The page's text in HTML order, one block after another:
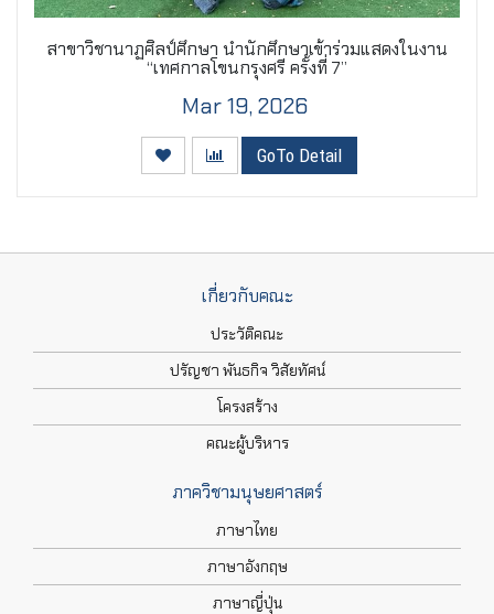
สาขาวิชานาฏศิลป์ศึกษา นำนักศึกษาเข้าร่วมแสดงในงาน
“เทศกาลโขนกรุงศรี ครั้งที่ 7”
Mar 19, 2026
GoTo Detail
เกี่ยวกับคณะ
ประวัติคณะ
ปรัญชา พันธกิจ วิสัยทัศน์
โครงสร้าง
คณะผู้บริหาร
ภาควิชามนุษยศาสตร์
ภาษาไทย
ภาษาอังกฤษ
ภาษาญี่ปุ่น